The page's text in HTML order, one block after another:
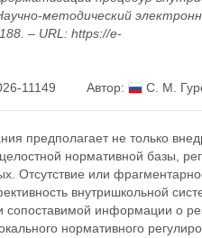
методический
– URL: https://e-
11149 Автор: С. М.
предполагает не только
нормативной базы,
Отсутствие или
внутришкольной
информации о
нормативного